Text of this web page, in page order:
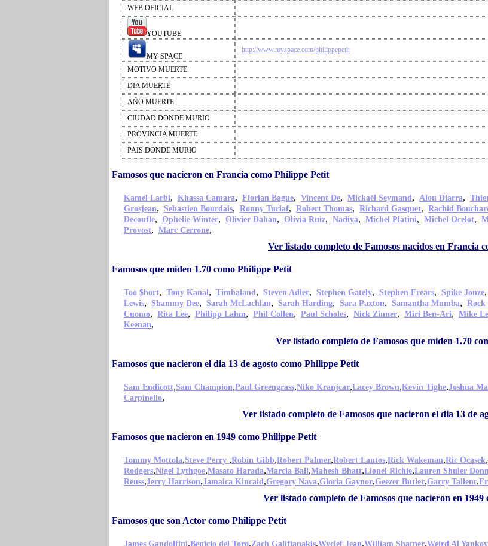
WEB OFICIAL
YOUTUBE
MY SPACE
http://www.myspace.com/philippepetit
MOTIVO MUERTE
DIA MUERTE
AÑO MUERTE
CIUDAD DONDE MURIO
PROVINCIA MUERTE
PAIS DONDE MURIO
Famosos que nacieron en Francia como Philippe Petit
Kamel Larbi, Khassa Camara, Florian Bague, Vincent De, Mickaël Seymand, Alou Diarra,
Grosjean, Sebastien Bourdais, Ronny Turiaf, Robert Thomas, Richard Gasquet, Rachid
Decoufle, Ophelie Winter, Olivier Dahan, Olivia Ruiz, Nadiya, Michel Platini, Michel Ocelot,
Provost, Marc Cerrone,
Ver listado completo de Famosos nacidos en Francia
Famosos que miden 1.70 como Philippe Petit
Too $hort, Tony Kanal, Timbaland, Steven Adler, Stephen Gately, Stephen Frears, Spike Jonze,
Lewis, Shammy Dee, Sarah McLachlan, Sarah Harding, Sara Paxton, Samantha Mumba,
Cuomo, Rita Lee, Philipp Lahm, Phil Collen, Paul Scholes, Nick Zinner, Miri Ben-Ari, Mike
Keenan,
Ver listado completo de Famosos que miden 1.70
Famosos que nacieron el dia 13 de agosto como Philippe Petit
Sam Endicott,Sam Champion,Paul Greengrass,Niko Kranjcar,Lacey Brown,Kevin Tighe,Joshua
Carpinello,
Ver listado completo de Famosos que nacieron el dia 13 de
Famosos que nacieron en 1949 como Philippe Petit
Tommy Mottola,Steve Perry ,Robin Gibb,Robert Palmer,Robert Lantos,Rick Wakeman,Ric Ocasek,
Rodgers,Nigel Lythgoe,Masato Harada,Marcia Ball,Mahesh Bhatt,Lionel Richie,Lauren Shuler
Reuss,Jerry Harrison,Jamaica Kincaid,Gregory Nava,Gloria Gaynor,Geezer Butler,Garry Tallent,
Ver listado completo de Famosos que nacieron en
Famosos que son Actor como Philippe Petit
James Gandolfini,Benicio del Toro,Zach Galifianakis,Wyclef Jean,William Shatner,Weird Al